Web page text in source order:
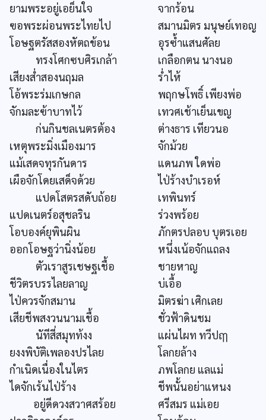
ยามพระอยู่เอย็นใจ
จากร้อน
ฃอพระผ่อนพระไทยไป
สมานมิตร มนุษย์เทอญ
โอษฐตรัสสองหัตถข้อน
อุรซ้ำแสนศัลย
ทรงโศกซบศิรเกล้า
เกลือกตน นางนอ
เสียงส่ำสองนฤมล
ร่ำไห้
โอ้พระร่มเกษกล
พฤกษโพธิ์ เพียงพ่อ
จักมละฃ้าบาทไว้
เทวศเช้าเย็นเขญ
ก่นกินชลเนตรต้อง
ต่างธาร เทียวนอ
เหตุพระมิ่งเมืองมาร
จักม้วย
แม้เสดจทุรกันดาร
แดนภพ ใดพ่อ
เผือจักโดยเสด็จด้วย
ไป่ร้างบำเรอห์
แปดโสตรสดับถ้อย
เทพินทร์
แปดเนตร์อสุชลริน
ร่วงพร้อย
โอบองค์ยุพินผิน
ภักตรปลอบ บุตรเอย
ออกโอษฐว่านิ่งน้อย
หนึ่งเน้อจักแถลง
ตัวเราสูรเชษฐเชื้อ
ชายหาญ
ชีวิตรบรรไลยลาญ
บ่เอื้อ
ไป่ควรจักสมาน
มิตรฆ่า เศิกเลย
เสียชีพสงวนนามเชื้อ
ชั่วฟ้าดินชม
นัทีสี่สมุทท้งง
แผ่นไผท ทวีปฤๅ
ยงงพิบัติเพลองปรไลย
โลกยล้าง
กำเนิดเนื่องในไตร
ภพโลกย แลแม่
ไดจักเร้นไป่ร้าง
ชีพนั้นอย่าแหนง
อยู่ดีดวงสวาศสร้อย
ศรีสมร แม่เอย